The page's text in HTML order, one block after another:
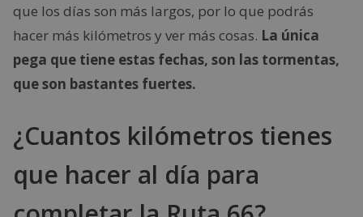
que los días son más largos, por lo que podrás
hacer más kilómetros y ver más cosas. La única
pega que tiene estas fechas, son las tormentas,
que son bastantes fuertes.
¿Cuantos kilómetros tienes
que hacer al día para